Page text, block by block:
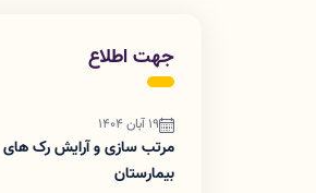
جهت اطلاع
19 آبان 1404
مرتب سازی و آرایش رک های
بیمارستان